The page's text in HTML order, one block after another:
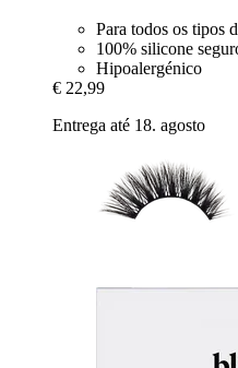
Para todos os tipos
100% silicone
Hipoalergénico
€ 22,99
Entrega até 18. agosto